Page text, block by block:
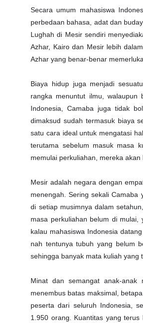
Secara umum mahasiswa
perbedaan bahasa, adat dan
Lughah di Mesir sendiri
Azhar, Kairo dan Mesir lebih
Azhar yang benar-benar
Biaya hidup juga menjadi
rangka menuntut ilmu,
Indonesia, Camaba juga tidak
dimaksud sudah termasuk biaya
satu cara ideal untuk mengatasi
terutama sebelum masuk masa
memulai perkuliahan, mereka
Mesir adalah negara dengan
menengah. Sering sekali
di setiap musimnya dalam
masa perkuliahan belum di mulai,
kalau mahasiswa Indonesia
nah tentunya tubuh yang belum
sehingga banyak mata kuliah yang
Minat dan semangat anak-anak
menembus batas maksimal,
peserta dari seluruh Indonesia,
1.950 orang. Kuantitas yang